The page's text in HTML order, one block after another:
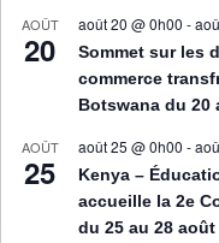
AOÛT
20
août 20 @ 0h00 -
Sommet sur les
commerce
Botswana du 20
AOÛT
25
août 25 @ 0h00 -
Kenya –
accueille la 2e
du 25 au 28 août